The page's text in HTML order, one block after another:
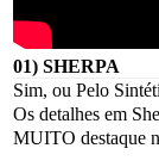
01) SHERPA
Sim, ou Pelo
Os detalhes em
MUITO destaque